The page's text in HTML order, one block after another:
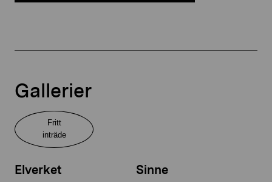
Gallerier
Fritt
inträde
Elverket Sinne